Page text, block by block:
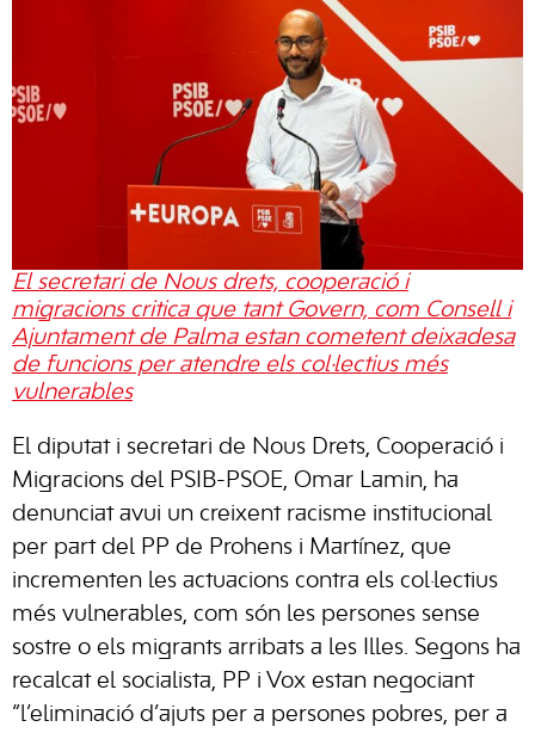
El secretari de Nous drets, cooperació i
migracions critica que tant Govern, com Consell i
Ajuntament de Palma estan cometent deixadesa
de funcions per atendre els col·lectius més
vulnerables
El diputat i secretari de Nous Drets, Cooperació i
Migracions del PSIB-PSOE, Omar Lamin, ha
denunciat avui un creixent racisme institucional
per part del PP de Prohens i Martínez, que
incrementen les actuacions contra els col·lectius
més vulnerables, com són les persones sense
sostre o els migrants arribats a les Illes. Segons ha
recalcat el socialista, PP i Vox estan negociant
“l’eliminació d’ajuts per a persones pobres, per a